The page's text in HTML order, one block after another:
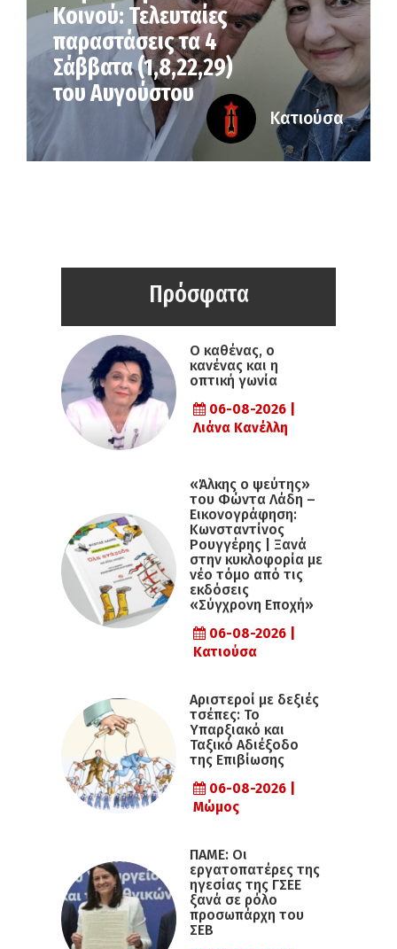
Κοινού: Τελευταίες
παραστάσεις τα 4
Σάββατα (1,8,22,29)
του Αυγούστου
Κατιούσα
Πρόσφατα
Ο καθένας, ο
κανένας και η
οπτική γωνία
06-08-2026 |
Λιάνα Κανέλλη
«Άλκης ο ψεύτης»
του Φώντα Λάδη –
Εικονογράφηση:
Κωνσταντίνος
Ρουγγέρης | Ξανά
στην κυκλοφορία με
νέο τόμο από τις
εκδόσεις
«Σύγχρονη Εποχή»
06-08-2026 |
Κατιούσα
Αριστεροί με δεξιές
τσέπες: Το
Υπαρξιακό και
Ταξικό Αδιέξοδο
της Επιβίωσης
06-08-2026 |
Μώμος
ΠΑΜΕ: Οι
εργατοπατέρες της
ηγεσίας της ΓΣΕΕ
ξανά σε ρόλο
προσωπάρχη του
ΣΕΒ